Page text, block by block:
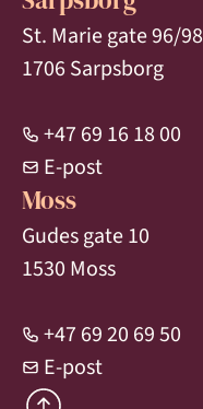
St. Marie gate 96/98
1706 Sarpsborg
+47 69 16 18 00
E-post
Moss
Gudes gate 10
1530 Moss
+47 69 20 69 50
E-post